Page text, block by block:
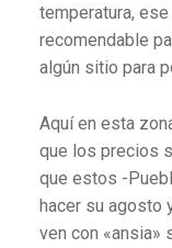
temperatura,
recomendable
algún sitio para
Aquí en esta
que los precios
que estos -
hacer su agosto
ven con «ansia»